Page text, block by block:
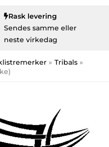
Rask levering
Sendes samme eller
neste virkedag
Tribals